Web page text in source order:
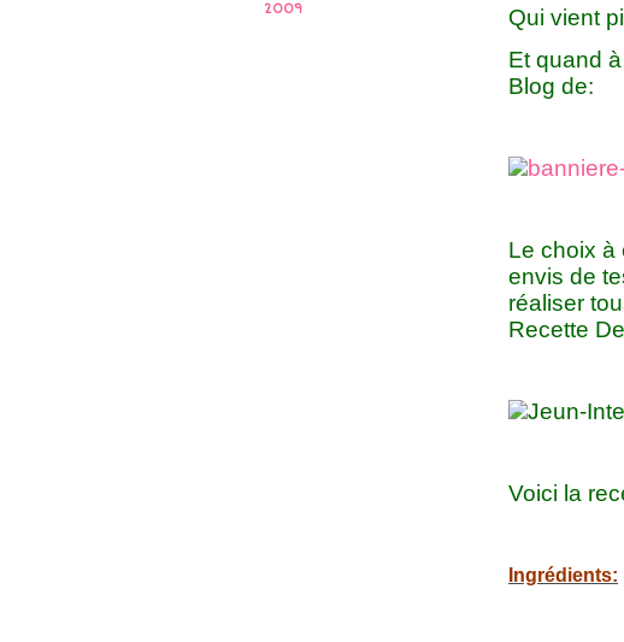
2009
Qui vient
Et quand
Blog de:
Le choix à
envis de
réaliser
Recette
Voici la
Ingrédients: